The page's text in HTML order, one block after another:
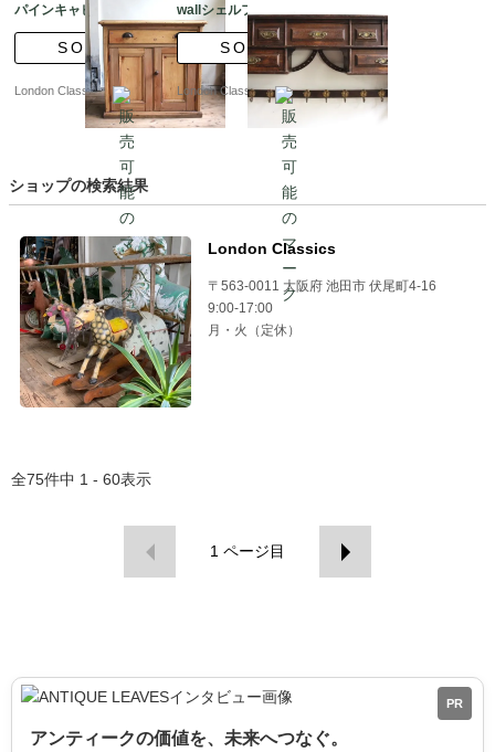
パインキャビネット
SOLD
London Classics
wallシェルフ
SOLD
London Classics
ショップの検索結果
London Classics
〒563-0011 大阪府 池田市 伏尾町4-16
9:00-17:00
月・火（定休）
全75件中 1 - 60表示
1 ページ目
PR
アンティークの価値を、未来へつなぐ。